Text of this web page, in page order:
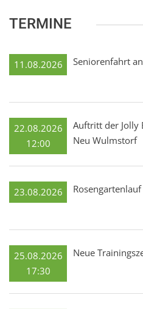
TERMINE
11.08.2026 Seniorenfahrt
22.08.2026
12:00
Auftritt der Jolly
Neu Wulmstorf
23.08.2026
25.08.2026
17:30
Neue